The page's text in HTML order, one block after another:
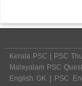
Kerala PSC | PSC
Malayalam PSC
English GK | PSC